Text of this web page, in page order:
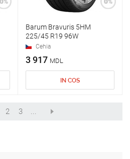
Barum Bravuris 5HM
225/45 R19 96W
Cehia
3 917 MDL
IN COS
2 3